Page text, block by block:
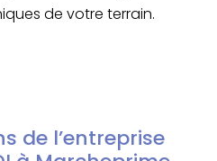
de votre terrain.
de l’entreprise